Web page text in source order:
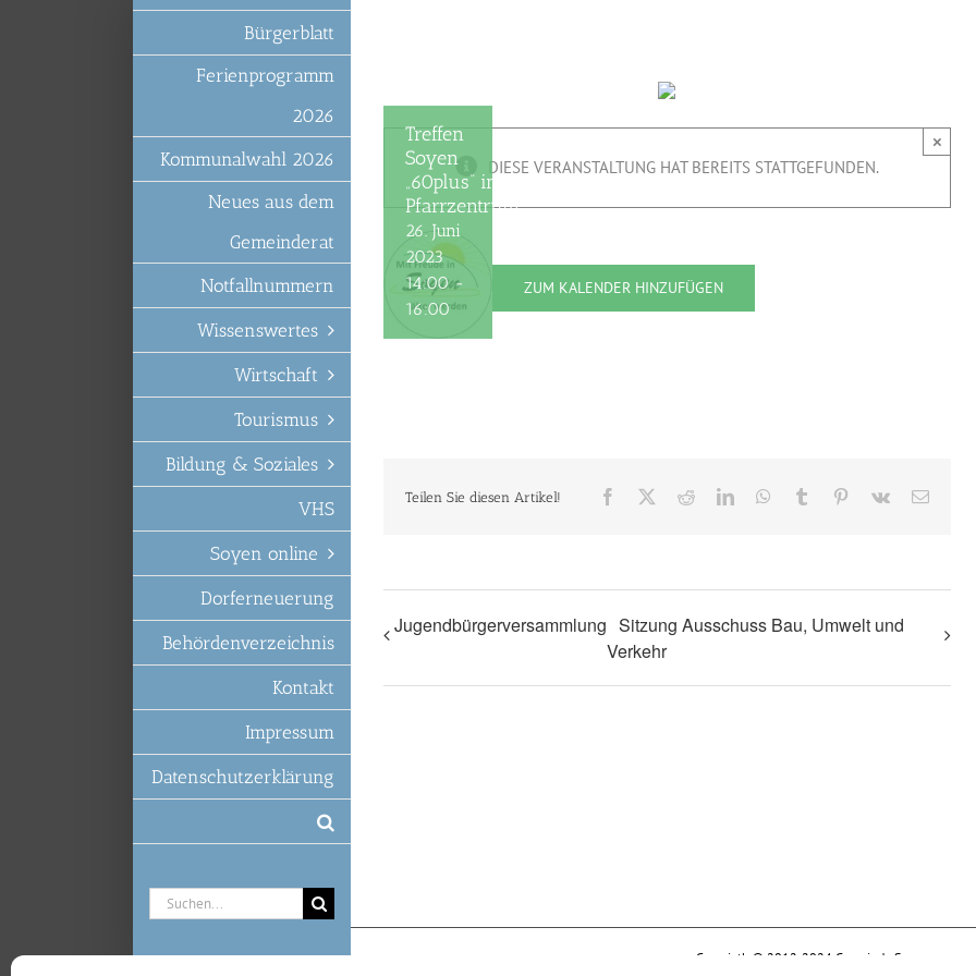
Bürgerblatt
Ferienprogramm
2026
Kommunalwahl 2026
Neues aus dem
Gemeinderat
Notfallnummern
Wissenswertes
Wirtschaft
Tourismus
Bildung & Soziales
VHS
Soyen online
Dorferneuerung
Behördenverzeichnis
Kontakt
Impressum
Datenschutzerklärung
Suche
nach:
DIESE VERANSTALTUNG HAT BEREITS STATTGEFUNDEN.
×
Treffen
Soyen
„60plus“ im
Pfarrzentrum
26. Juni
2023
14:00-
16:00
ZUM KALENDER HINZUFÜGEN
Teilen Sie diesen Artikel! Facebook RedditLinkedInWhatsApp
Tumblr Pinterest
Vk
E-
Jugendbürgerversammlung Sitzung Ausschuss Bau, Umwelt und
Verkehr
Copyrigth © 2012-2024 Gemeinde Soyen -